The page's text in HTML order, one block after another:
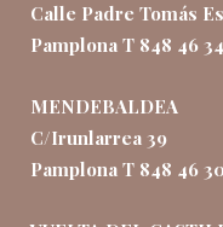
Calle Padre Tomás
Pamplona T 848 46
MENDEBALDEA
C/Irunlarrea 39
Pamplona T 848 46